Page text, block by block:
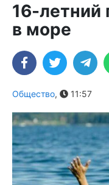
16-летний
в море
Общество, 11:57